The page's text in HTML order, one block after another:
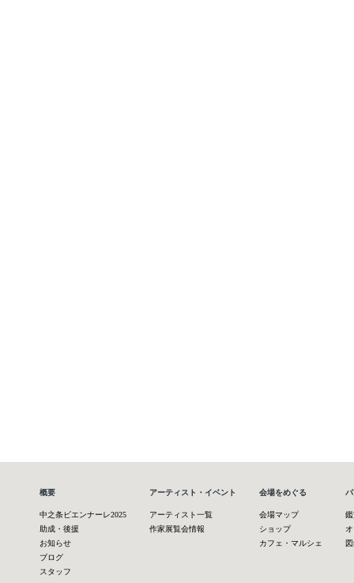
概要
中之条ビエンナーレ2025
助成・後援
お知らせ
ブログ
スタッフ
アーティスト・イベント
アーティスト一覧
作家展覧会情報
会場をめぐる
会場マップ
ショップ
カフェ・マルシェ